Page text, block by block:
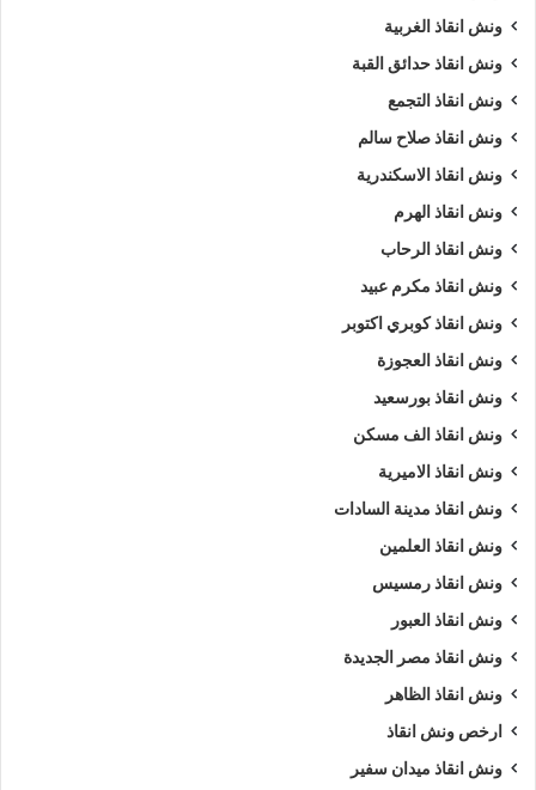
ونش انقاذ الغربية
ونش انقاذ حدائق القبة
ونش انقاذ التجمع
ونش انقاذ صلاح سالم
ونش انقاذ الاسكندرية
ونش انقاذ الهرم
ونش انقاذ الرحاب
ونش انقاذ مكرم عبيد
ونش انقاذ كوبري اكتوبر
ونش انقاذ العجوزة
ونش انقاذ بورسعيد
ونش انقاذ الف مسكن
ونش انقاذ الاميرية
ونش انقاذ مدينة السادات
ونش انقاذ العلمين
ونش انقاذ رمسيس
ونش انقاذ العبور
ونش انقاذ مصر الجديدة
ونش انقاذ الظاهر
ارخص ونش انقاذ
ونش انقاذ ميدان سفير